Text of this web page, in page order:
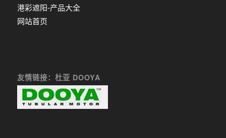
港彩遮阳-产品大全
网站首页
友情链接：杜亚 DOOYA